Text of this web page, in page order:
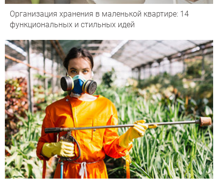
Организация хранения в маленькой квартире: 14
функциональных и стильных идей